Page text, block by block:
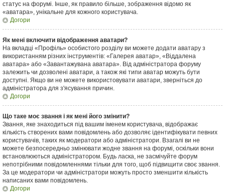
статус на форумі. Інше, як правило більше, зображення відомо як
«аватара», унікальне для кожного користувача.
Догори
Як мені включити відображення аватари?
На вкладці «Профіль» особистого розділу ви можете додати аватару з
використанням різних інструментів: «Галерея аватар», «Віддалена
аватара» або «Завантажувана аватара». Від адміністратора форуму
залежить чи дозволені аватари, а також які типи аватар можуть бути
доступні. Якщо ви не можете використовувати аватари, зверніться до
адміністратора для з'ясування причин.
Догори
Що таке моє звання і як мені його змінити?
Звання, яке знаходиться під вашим іменем користувача, відображає
кількість створених вами повідомлень або дозволяє ідентифікувати певних
користувачів, таких як модератори або адміністратори. Взагалі ви не
можете безпосередньо змінювати жодне звання на форумі, оскільки вони
встановлюються адміністратором. Будь ласка, не засмічуйте форум
непотрібними повідомленнями тільки для того, щоб підвищити своє звання.
За це модератори чи адміністратори можуть просто зменшити кількість
написаних вами повідомлень.
Догори